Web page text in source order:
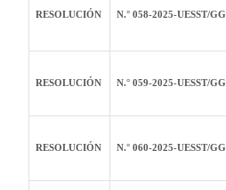
RESOLUCIÓN N.° 058-2025-UESST/GG
RESOLUCIÓN N.° 059-2025-UESST/GG
RESOLUCIÓN N.° 060-2025-UESST/GG